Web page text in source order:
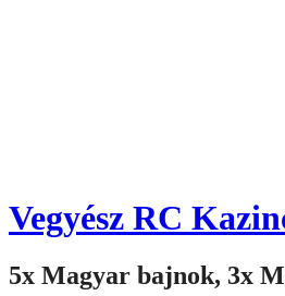
Vegyész RC
5x Magyar bajnok, 3x